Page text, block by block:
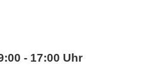
- 17:00 Uhr